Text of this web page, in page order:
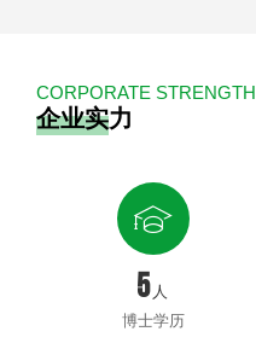
CORPORATE STRENGTH
企业实力

5 人
博士学历